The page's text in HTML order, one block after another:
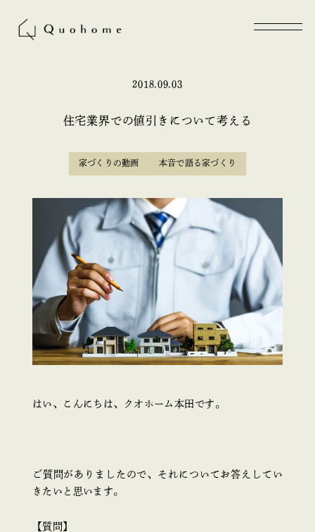
2018.09.03
住宅業界での値引きについて考える
家づくりの動画 本音で語る家づくり
はい、こんにちは、クオホーム本田です。
ご質問がありましたので、それについてお答えしてい
きたいと思います。
【質問】